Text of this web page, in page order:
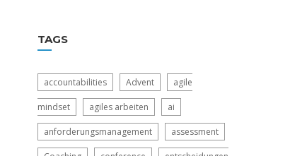
TAGS
accountabilities Advent agile
mindset agiles arbeiten ai
anforderungsmanagement assessment